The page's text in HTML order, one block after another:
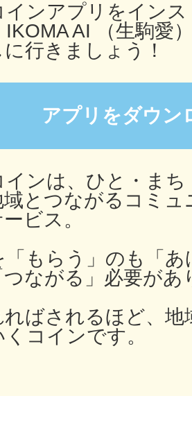
インアプリをイン
AI （生駒愛
行きましょう！
アプリをダウン
インは、ひと・ま
とつながるコミュ
ビス。
「もらう」のも「
ながる」必要があ
ばされるほど、地
コインです。